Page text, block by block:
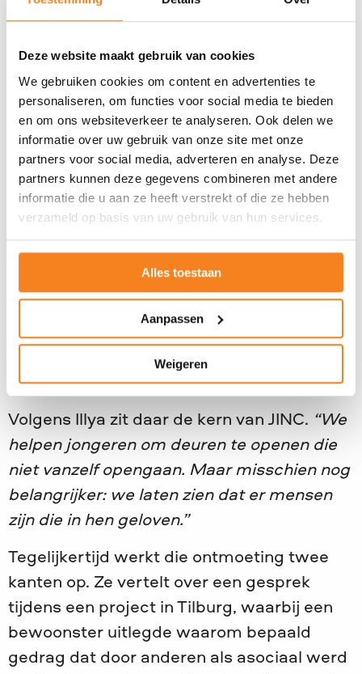
Deze website maakt gebruik van cookies
We gebruiken cookies om content en advertenties te
personaliseren, om functies voor social media te bieden
en om ons websiteverkeer te analyseren. Ook delen we
informatie over uw gebruik van onze site met onze
partners voor social media, adverteren en analyse. Deze
partners kunnen deze gegevens combineren met andere
informatie die u aan ze heeft verstrekt of die ze hebben
verzameld op basis van uw gebruik van hun services.
Alles toestaan
Aanpassen
Weigeren
aantekeningen weg te leggen.
iemand een deur had geopend. Iemand die
vertrouwen gaf. Iemand die een kans bood.
Iemand die zei: kom maar.”
Dat inzicht werd eerder al geraakt tijdens
een interne presentatie over wat jongeren
“Uiteindelijk blijkt het vaak verrassend
eenvoudig. Dat ene zetje. Die ene persoon
te kleuren. Die zegt: misschien voldoe je
niet helemaal aan de regels, maar kom toch
maar binnen.”
Volgens Illya zit daar de kern van JINC. “We
helpen jongeren om deuren te openen die
niet vanzelf opengaan. Maar misschien nog
belangrijker: we laten zien dat er mensen
zijn die in hen geloven.”
Tegelijkertijd werkt die ontmoeting twee
kanten op. Ze vertelt over een gesprek
tijdens een project in Tilburg, waarbij een
bewoonster uitlegde waarom bepaald
gedrag dat door anderen als asociaal werd